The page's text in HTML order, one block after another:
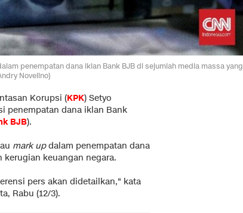
penempatan dana iklan Bank BJB di sejumlah media massa yang
Novelino)
Korupsi (KPK) Setyo
penempatan dana iklan Bank
BJB).
mark updalam penempatan dana
keuangan negara.
pers akan didetailkan," kata
Rabu (12/3).